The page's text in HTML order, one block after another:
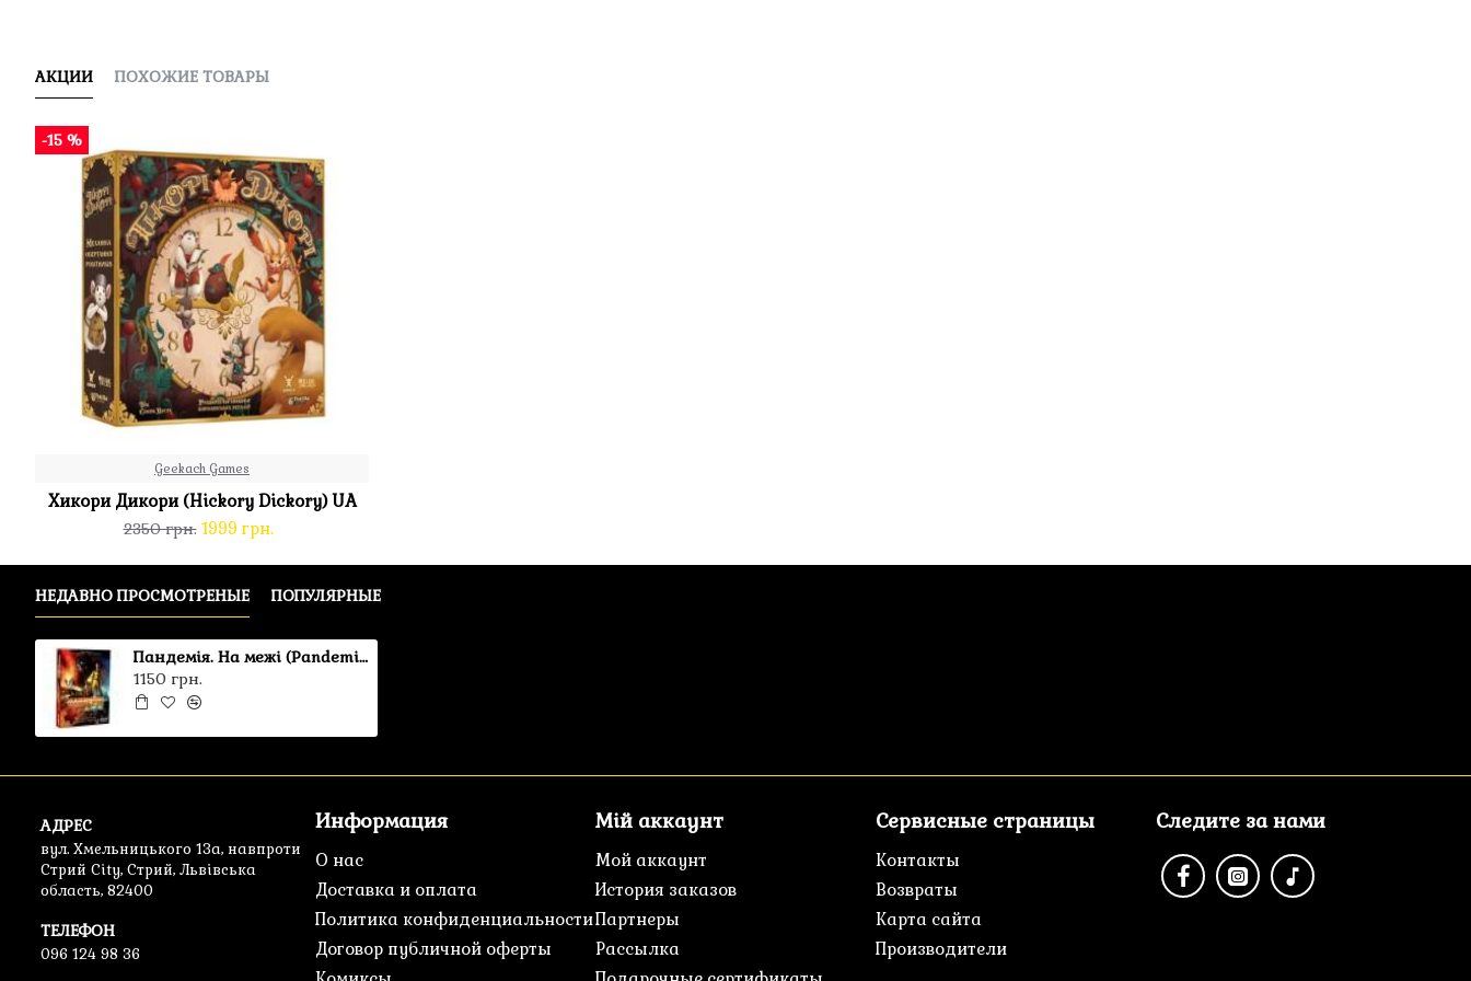
АКЦИИ ПОХОЖИЕ ТОВАРЫ
-15 %
Geekach Games
Хикори Дикори (Hickory Dickory) UA
2350 грн. 1999 грн.
НЕДАВНО ПРОСМОТРЕНЫЕ ПОПУЛЯРНЫЕ
Пандемія. На межі (Pandemic On the Brink) UA
1150 грн.
АДРЕС
вул. Хмельницького 13а, навпроти
Стрий City, Стрий, Львівська
область, 82400
ТЕЛЕФОН
096 124 98 36
Информация
О нас
Доставка и оплата
Политика конфиденциальности
Договор публичной оферты
Мій аккаунт
Мой аккаунт
История заказов
Партнеры
Рассылка
Сервисные страницы
Контакты
Возвраты
Карта сайта
Производители
Следите за нами